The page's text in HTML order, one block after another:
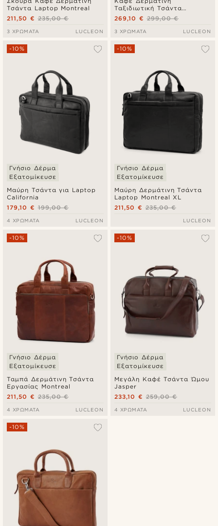
Τσάντα Laptop Montreal
235,00 €
211,50 €
3 ΧΡΏΜΑΤΑ LUCLEON
Ταξιδιωτική Τσάντα
Montreal Combi
299,00 €
269,10 €
3 ΧΡΏΜΑΤΑ LUCLEON
Μαύρη Τσάντα για Laptop
California
-10%
Γνήσιο Δέρμα
Εξατομίκευσε
199,00 €
179,10 €
4 ΧΡΏΜΑΤΑ LUCLEON
Μαύρη Δερμάτινη Τσάντα
Laptop Montreal XL
-10%
Γνήσιο Δέρμα
Εξατομίκευσε
235,00 €
211,50 €
LUCLEON
Ταμπά Δερμάτινη Τσάντα
Εργασίας Montreal
-10%
Γνήσιο Δέρμα
Εξατομίκευσε
235,00 €
211,50 €
4 ΧΡΏΜΑΤΑ LUCLEON
Μεγάλη Καφέ Τσάντα Ώμου
Jasper
-10%
Γνήσιο Δέρμα
Εξατομίκευσε
259,00 €
233,10 €
4 ΧΡΏΜΑΤΑ LUCLEON
-10%